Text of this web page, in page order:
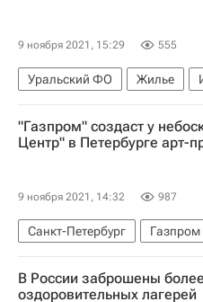
9 ноября 2021, 15:29 555
Уральский ФО Жилье
Облигации
"Дом.РФ"
"Газпром" создаст у
Центр" в Петербурге арт-
9 ноября 2021, 14:32 987
Санкт-Петербург
Газпром
Коммерческая недвижимость
Лахта Центр
Городская
В России заброшены
оздоровительных лагерей